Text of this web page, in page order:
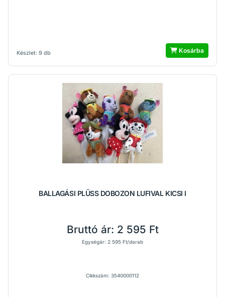
Készlet: 9 db Kosárba
BALLAGÁSI PLÜSS DOBOZON LUFIVAL KICSI I
Bruttó ár: 2 595 Ft
Egységár: 2 595 Ft/darab
Cikkszám: 3540000112